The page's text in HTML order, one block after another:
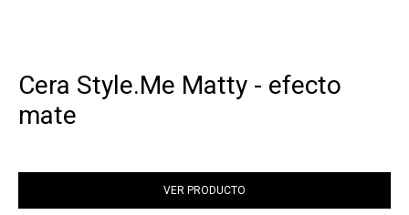
Cera Style.Me Matty - efecto
mate
VER PRODUCTO